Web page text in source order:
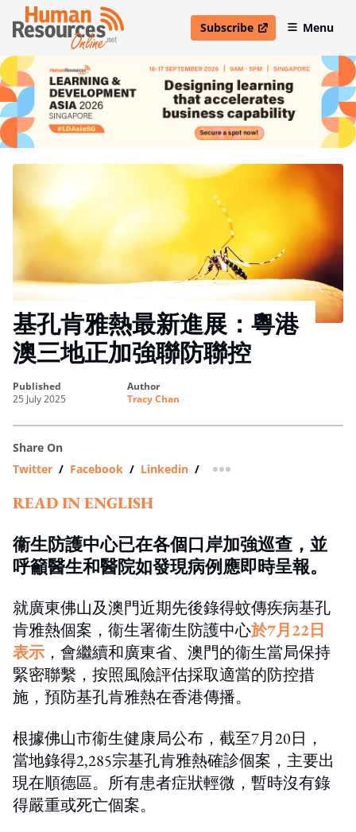
Subscribe
open in new windowMenu
基孔肯雅熱最新進展：粵港
澳三地正加強聯防聯控
published
25 July 2025
author
Tracy Chan
Share On
Twitter / Facebook / Linkedin / more sharing option
READ IN ENGLISH
衞生防護中心已在各個口岸加強巡查，並
呼籲醫生和醫院如發現病例應即時呈報。
就廣東佛山及澳門近期先後錄得蚊傳疾病基孔
肯雅熱個案，衞生署衞生防護中心於7月22日
表示 ，會繼續和廣東省、澳門的衞生當局保持
緊密聯繫，按照風險評估採取適當的防控措
施，預防基孔肯雅熱在香港傳播。
根據佛山市衞生健康局公布，截至7月20日，
當地錄得2,285宗基孔肯雅熱確診個案，主要出
現在順德區。所有患者症狀輕微，暫時沒有錄
得嚴重或死亡個案。